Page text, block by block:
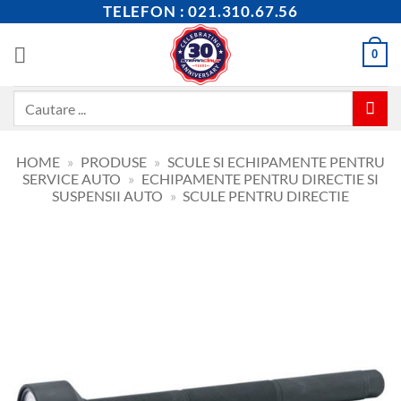
content
TELEFON : 021.310.67.56
0
HOME » PRODUSE » SCULE SI ECHIPAMENTE PENTRU
SERVICE AUTO » ECHIPAMENTE PENTRU DIRECTIE SI
SUSPENSII AUTO » SCULE PENTRU DIRECTIE